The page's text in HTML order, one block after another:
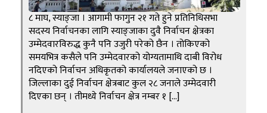
८ माघ, स्याङ्जा । आगामी फागुन २१ गते हुने प्रतिनिधिसभा
सदस्य निर्वाचनका लागि स्याङ्जाका दुवै निर्वाचन क्षेत्रका
उम्मेदवारविरुद्ध कुनै पनि उजुरी परेको छैन । तोकिएको
समयभित्र कसैले पनि उम्मेदवारको योग्यतामाथि दाबी विरोध
नदिएको निर्वाचन अधिकृतको कार्यालयले जनाएको छ ।
जिल्लाका दुई निर्वाचन क्षेत्रबाट कुल २८ जनाले उम्मेदवारी
दिएका छन् । तीमध्ये निर्वाचन क्षेत्र नम्बर १ […]